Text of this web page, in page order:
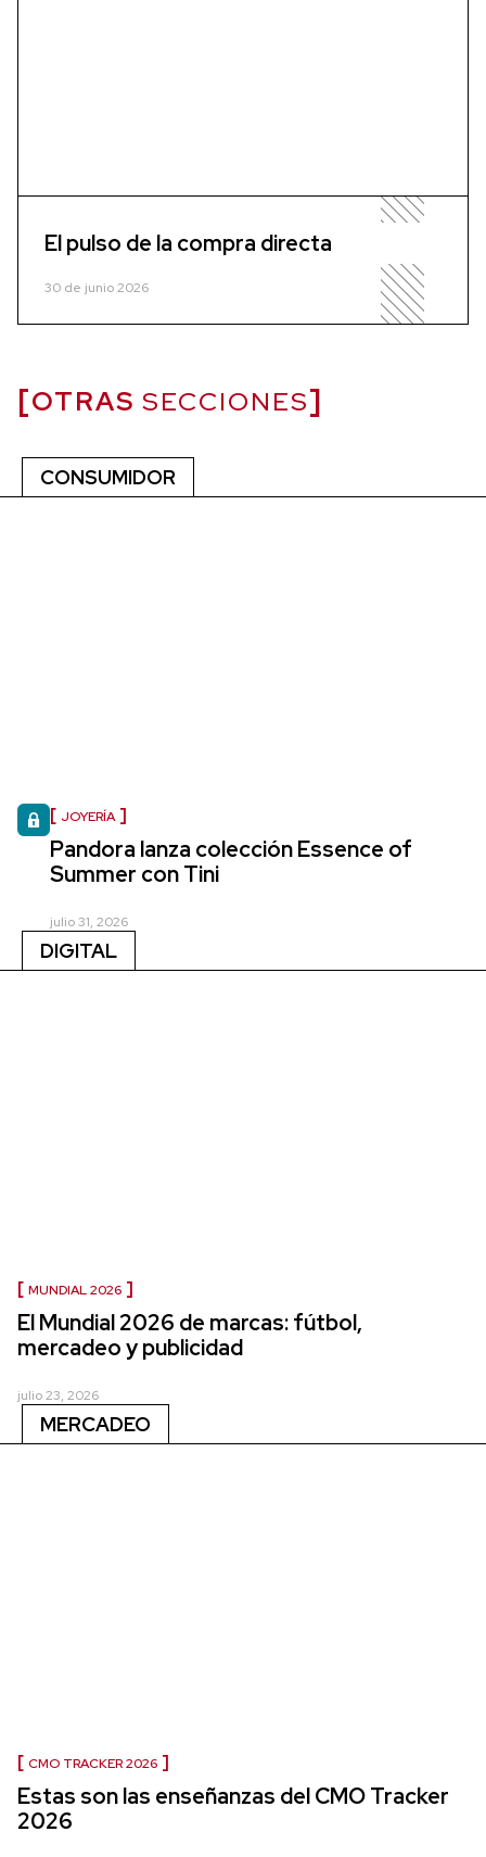
El pulso de la compra directa
30 de junio 2026
OTRAS SECCIONES
CONSUMIDOR
JOYERÍA
Pandora lanza colección Essence of
Summer con Tini
julio 31, 2026
DIGITAL
MUNDIAL 2026
El Mundial 2026 de marcas: fútbol,
mercadeo y publicidad
julio 23, 2026
MERCADEO
CMO TRACKER 2026
Estas son las enseñanzas del CMO Tracker
2026